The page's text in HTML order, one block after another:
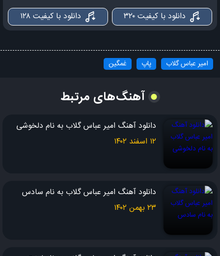
هوس کردم فراموشی بگیرم
فراموشم شه از زندگی سیرم
هر راهی رفتم نشد
هر عشقی خواستم نموند
دلگیرم من از همه
هوس کردم از احساسم جدا شم
دانلود با کیفیت ۳۲۰ دانلود با کیفیت ۱۲۸
امیر عباس گلاب پاپ غمگین
آهنگ‌های مرتبط
دانلود آهنگ امیر عباس گلاب به نام دلخوشی
۱۲ اسفند ۱۴۰۲
دانلود آهنگ امیر عباس گلاب به نام سادس
۲۳ بهمن ۱۴۰۲